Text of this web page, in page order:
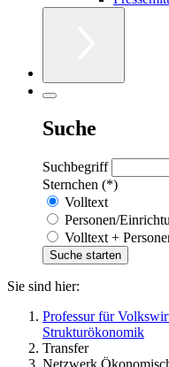
Suche
Suchbegriff
Sternchen (*)
Volltext
Personen/
Volltext +
Sie sind hier:
Professur für
Strukturökonomik
Transfer
Netzwerk